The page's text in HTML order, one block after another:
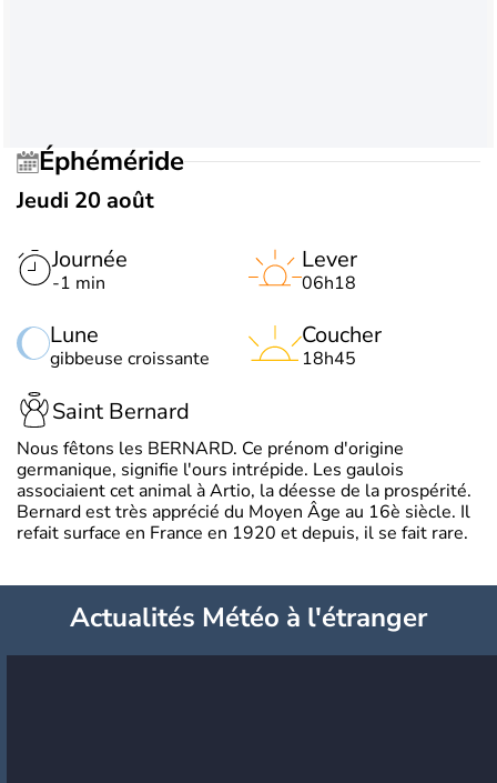
Éphéméride
Jeudi 20 août
Journée
-1 min
Lune
gibbeuse croissante
Lever
06h18
Coucher
18h45
Saint Bernard
Nous fêtons les BERNARD. Ce prénom d'origine
germanique, signifie l'ours intrépide. Les gaulois
associaient cet animal à Artio, la déesse de la prospérité.
Bernard est très apprécié du Moyen Âge au 16è siècle. Il
refait surface en France en 1920 et depuis, il se fait rare.
Actualités Météo à l'étranger